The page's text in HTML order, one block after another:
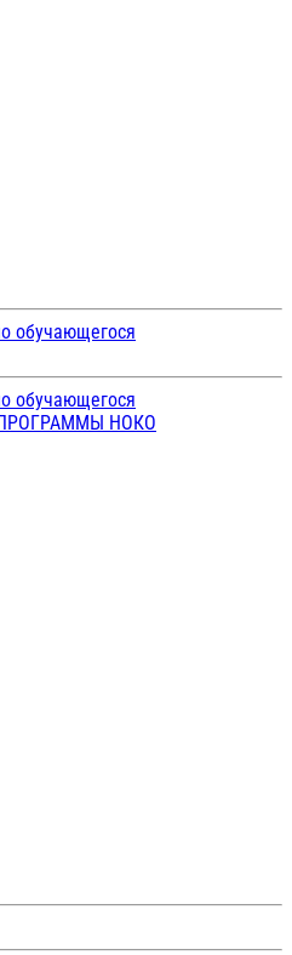
обучающегося
обучающегося
НОКО